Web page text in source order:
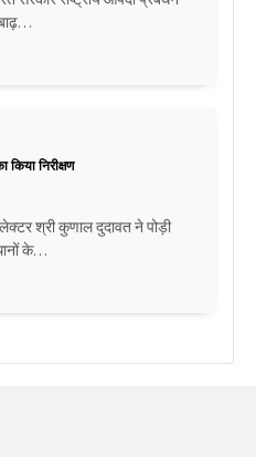
बाढ़…
किया निरीक्षण
श्री कुणाल दुदावत ने पोड़ी
के…